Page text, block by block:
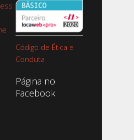
Código de Ética e
Conduta
Página no
Facebook